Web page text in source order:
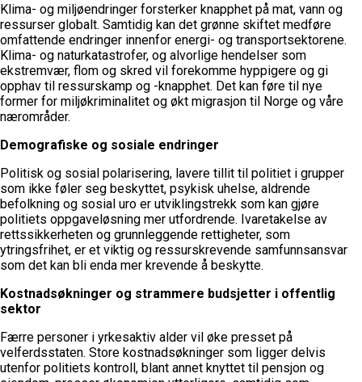
Klima- og miljøendringer forsterker knapphet på mat, vann og
ressurser globalt. Samtidig kan det grønne skiftet medføre
omfattende endringer innenfor energi- og transportsektorene.
Klima- og naturkatastrofer, og alvorlige hendelser som
ekstremvær, flom og skred vil forekomme hyppigere og gi
opphav til ressurskamp og -knapphet. Det kan føre til nye
former for miljøkriminalitet og økt migrasjon til Norge og våre
nærområder.
Demografiske og sosiale endringer
Politisk og sosial polarisering, lavere tillit til politiet i grupper
som ikke føler seg beskyttet, psykisk uhelse, aldrende
befolkning og sosial uro er utviklingstrekk som kan gjøre
politiets oppgaveløsning mer utfordrende. Ivaretakelse av
rettssikkerheten og grunnleggende rettigheter, som
ytringsfrihet, er et viktig og ressurskrevende samfunnsansvar
som det kan bli enda mer krevende å beskytte.
Kostnadsøkninger og strammere budsjetter i offentlig
sektor
Færre personer i yrkesaktiv alder vil øke presset på
velferdsstaten. Store kostnadsøkninger som ligger delvis
utenfor politiets kontroll, blant annet knyttet til pensjon og